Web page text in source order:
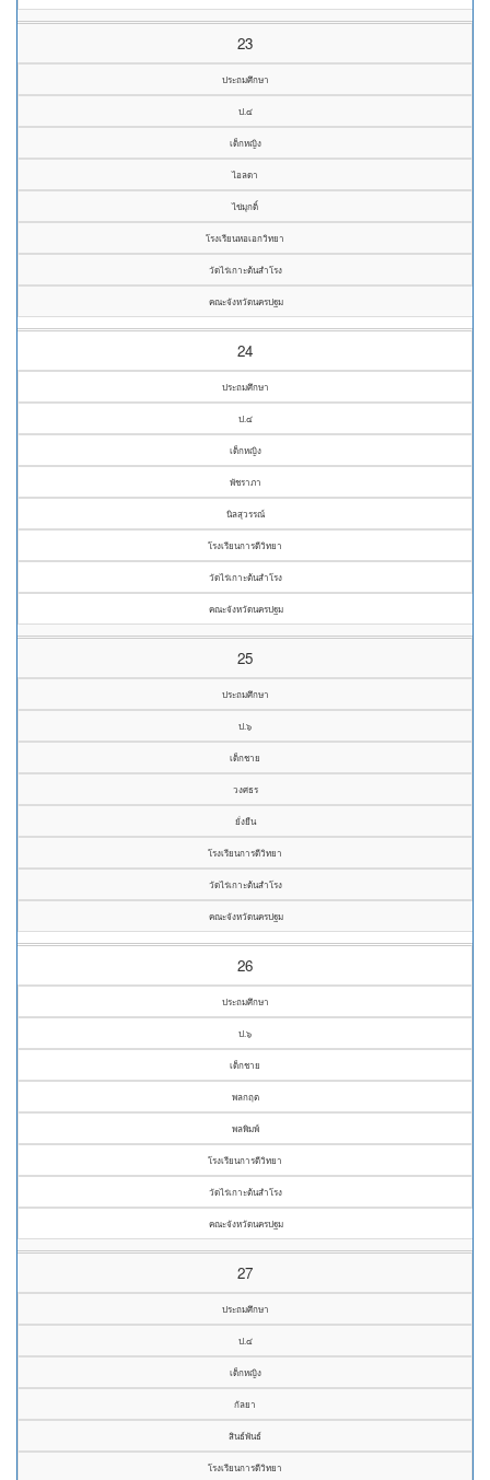
23
ประถมศึกษา
ป.๔
เด็กหญิง
ไอลดา
ไข่มุกดิ์
โรงเรียนหอเอกวิทยา
วัดไร่เกาะต้นสำโรง
คณะจังหวัดนครปฐม
24
ประถมศึกษา
ป.๔
เด็กหญิง
พัชราภา
นิลสุวรรณ์
โรงเรียนการดีวิทยา
วัดไร่เกาะต้นสำโรง
คณะจังหวัดนครปฐม
25
ประถมศึกษา
ป.๖
เด็กชาย
วงศธร
ยั่งยืน
โรงเรียนการดีวิทยา
วัดไร่เกาะต้นสำโรง
คณะจังหวัดนครปฐม
26
ประถมศึกษา
ป.๖
เด็กชาย
พลกฤต
พลพิมพ์
โรงเรียนการดีวิทยา
วัดไร่เกาะต้นสำโรง
คณะจังหวัดนครปฐม
27
ประถมศึกษา
ป.๔
เด็กหญิง
กัลยา
สินธ์พันธ์
โรงเรียนการดีวิทยา